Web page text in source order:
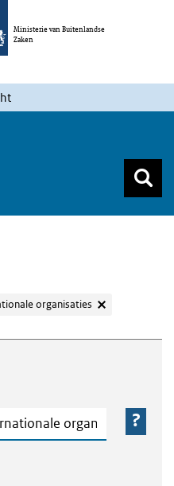
Ministerie van Buitenlandse
Zaken
organisaties